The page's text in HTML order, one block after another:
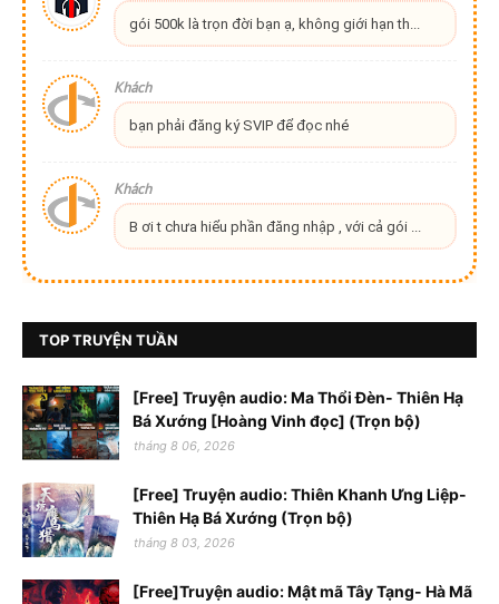
gói 500k là trọn đời bạn ạ, không giới hạn th...
Khách
bạn phải đăng ký SVIP để đọc nhé
Khách
B ơi t chưa hiểu phần đăng nhập , với cả gói ...
TOP TRUYỆN TUẦN
[Free] Truyện audio: Ma Thổi Đèn- Thiên Hạ
Bá Xướng [Hoàng Vinh đọc] (Trọn bộ)
tháng 8 06, 2026
[Free] Truyện audio: Thiên Khanh Ưng Liệp-
Thiên Hạ Bá Xướng (Trọn bộ)
tháng 8 03, 2026
[Free]Truyện audio: Mật mã Tây Tạng- Hà Mã